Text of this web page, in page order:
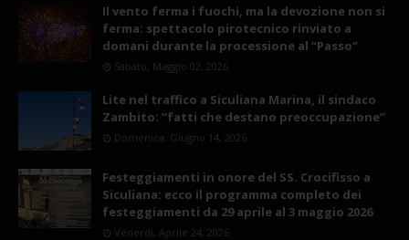
Il vento ferma i fuochi, ma la devozione non si
ferma: spettacolo pirotecnico rinviato a
domani durante la processione al “Passo”
Sabato, Maggio 02, 2026
Lite nel traffico a Siculiana Marina, il sindaco
Zambito: “fatti che destano preoccupazione”
Domenica, Giugno 14, 2026
Festeggiamenti in onore del SS. Crocifisso a
Siculiana: ecco il programma completo dei
festeggiamenti da 29 aprile al 3 maggio 2026
Venerdì, Aprile 24, 2026